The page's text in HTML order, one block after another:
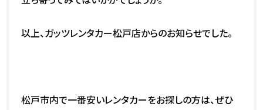
以上、ガッツレンタカー松戸店からのお知らせでした。
松戸市内で一番安いレンタカーをお探しの方は、ぜひ